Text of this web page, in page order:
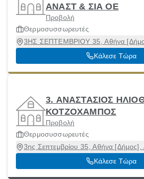
ΑΝΑΣΤ & ΣΙΑ ΟΕ
Προβολή
Θερμοσυσσωρευτές
3ΗΣ ΣΕΠΤΕΜΒΡΙΟΥ 35, Αθήνα
Κάλεσε Τώρα
3. ΑΝΑΣΤΑΣΙΟΣ
ΚΟΤΖΟΧΑΜΠΟΣ
Προβολή
Θερμοσυσσωρευτές
3ης Σεπτεμβρίου 35, Αθήνα [Δήμος],
Κάλεσε Τώρα